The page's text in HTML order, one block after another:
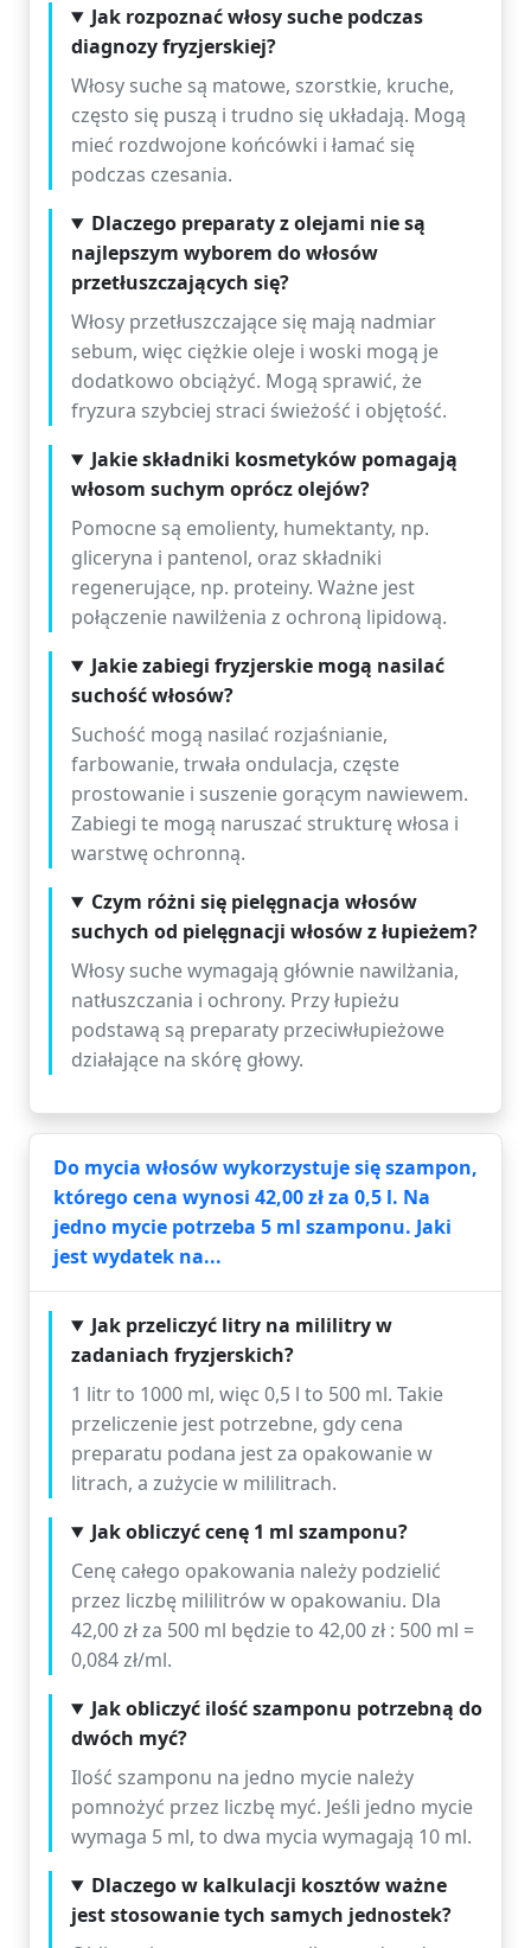
Jak rozpoznać włosy suche podczas
diagnozy fryzjerskiej?
Włosy suche są matowe, szorstkie, kruche,
często się puszą i trudno się układają. Mogą
mieć rozdwojone końcówki i łamać się
podczas czesania.
Dlaczego preparaty z olejami nie są
najlepszym wyborem do włosów
przetłuszczających się?
Włosy przetłuszczające się mają nadmiar
sebum, więc ciężkie oleje i woski mogą je
dodatkowo obciążyć. Mogą sprawić, że
fryzura szybciej straci świeżość i objętość.
Jakie składniki kosmetyków pomagają
włosom suchym oprócz olejów?
Pomocne są emolienty, humektanty, np.
gliceryna i pantenol, oraz składniki
regenerujące, np. proteiny. Ważne jest
połączenie nawilżenia z ochroną lipidową.
Jakie zabiegi fryzjerskie mogą nasilać
suchość włosów?
Suchość mogą nasilać rozjaśnianie,
farbowanie, trwała ondulacja, częste
prostowanie i suszenie gorącym nawiewem.
Zabiegi te mogą naruszać strukturę włosa i
warstwę ochronną.
Czym różni się pielęgnacja włosów
suchych od pielęgnacji włosów z łupieżem?
Włosy suche wymagają głównie nawilżania,
natłuszczania i ochrony. Przy łupieżu
podstawą są preparaty przeciwłupieżowe
działające na skórę głowy.
Do mycia włosów wykorzystuje się szampon,
którego cena wynosi 42,00 zł za 0,5 l. Na
jedno mycie potrzeba 5 ml szamponu. Jaki
jest wydatek na...
Jak przeliczyć litry na mililitry w
zadaniach fryzjerskich?
1 litr to 1000 ml, więc 0,5 l to 500 ml. Takie
przeliczenie jest potrzebne, gdy cena
preparatu podana jest za opakowanie w
litrach, a zużycie w mililitrach.
Jak obliczyć cenę 1 ml szamponu?
Cenę całego opakowania należy podzielić
przez liczbę mililitrów w opakowaniu. Dla
42,00 zł za 500 ml będzie to 42,00 zł : 500 ml =
0,084 zł/ml.
Jak obliczyć ilość szamponu potrzebną do
dwóch myć?
Ilość szamponu na jedno mycie należy
pomnożyć przez liczbę myć. Jeśli jedno mycie
wymaga 5 ml, to dwa mycia wymagają 10 ml.
Dlaczego w kalkulacji kosztów ważne
jest stosowanie tych samych jednostek?